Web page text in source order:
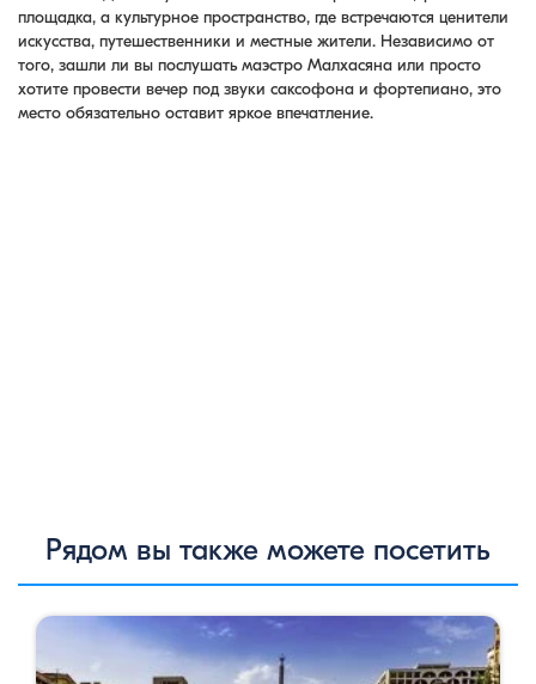
площадка, а культурное пространство, где встречаются ценители
искусства, путешественники и местные жители. Независимо от
того, зашли ли вы послушать маэстро Малхасяна или просто
хотите провести вечер под звуки саксофона и фортепиано, это
место обязательно оставит яркое впечатление.
Рядом вы также можете посетить